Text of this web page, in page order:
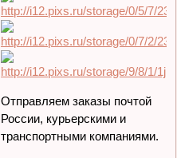
Отправляем заказы почтой
России, курьерскими и
транспортными компаниями.